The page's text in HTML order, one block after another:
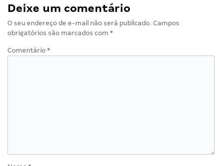
Deixe um comentário
O seu endereço de e-mail não será publicado. Campos
obrigatórios são marcados com *
Comentário *